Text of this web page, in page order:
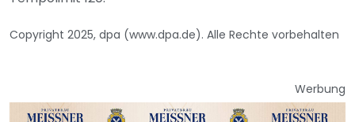
Copyright 2025, dpa (www.dpa.de). Alle Rechte vorbehalten
Werbung